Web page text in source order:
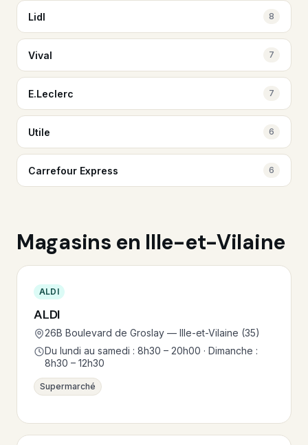
Lidl 8
Vival 7
E.Leclerc 7
Utile 6
Carrefour Express 6
Magasins en Ille-et-Vilaine
ALDI
ALDI
26B Boulevard de Groslay — Ille-et-Vilaine (35)
Du lundi au samedi : 8h30 – 20h00 · Dimanche :
8h30 – 12h30
Supermarché